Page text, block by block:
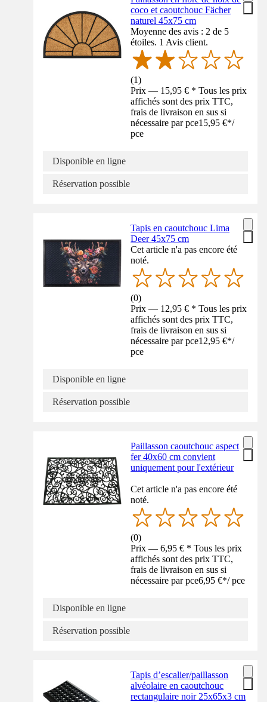
coco et caoutchouc Fächer
naturel 45x75 cm
Moyenne des avis : 2 de 5
étoiles. 1 Avis client.
(1)
Prix — 15,95 € * Tous les prix
affichés sont des prix TTC,
frais de livraison en sus si
nécessaire par pce15,95 €*/
pce
Disponible en ligne
Réservation possible
Tapis en caoutchouc Lima
Deer 45x75 cm
Cet article n'a pas encore été
noté.
(0)
Prix — 12,95 € * Tous les prix
affichés sont des prix TTC,
frais de livraison en sus si
nécessaire par pce12,95 €*/
pce
Disponible en ligne
Réservation possible
Paillasson caoutchouc aspect
fer 40x60 cm convient
uniquement pour l'extérieur
Cet article n'a pas encore été
noté.
(0)
Prix — 6,95 € * Tous les prix
affichés sont des prix TTC,
frais de livraison en sus si
nécessaire par pce6,95 €*/ pce
Disponible en ligne
Réservation possible
Tapis d’escalier/paillasson
alvéolaire en caoutchouc
rectangulaire noir 25x65x3 cm